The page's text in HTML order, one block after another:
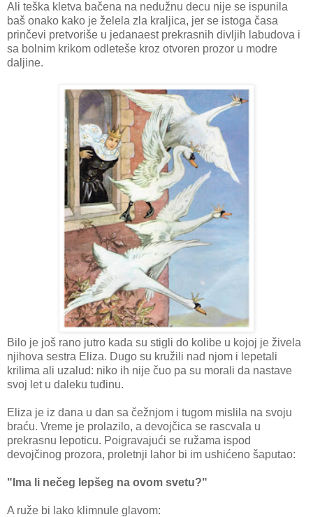
Ali teška kletva bačena na nedužnu decu nije se ispunila
baš onako kako je želela zla kraljica, jer se istoga časa
prinčevi pretvoriše u jedanaest prekrasnih divljih labudova i
sa bolnim krikom odleteše kroz otvoren prozor u modre
daljine.
Bilo je još rano jutro kada su stigli do kolibe u kojoj je živela
njihova sestra Eliza. Dugo su kružili nad njom i lepetali
krilima ali uzalud: niko ih nije čuo pa su morali da nastave
svoj let u daleku tuđinu.
Eliza je iz dana u dan sa čežnjom i tugom mislila na svoju
braću. Vreme je prolazilo, a devojčica se rascvala u
prekrasnu lepoticu. Poigravajući se ružama ispod
devojčinog prozora, proletnji lahor bi im ushićeno šaputao:
"Ima li nečeg lepšeg na ovom svetu?"
A ruže bi lako klimnule glavom: